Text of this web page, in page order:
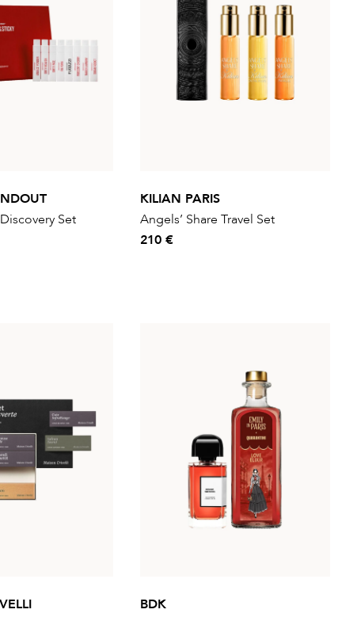
Set
KILIAN PARIS
Angels’ Share Travel Set
210 €
BDK